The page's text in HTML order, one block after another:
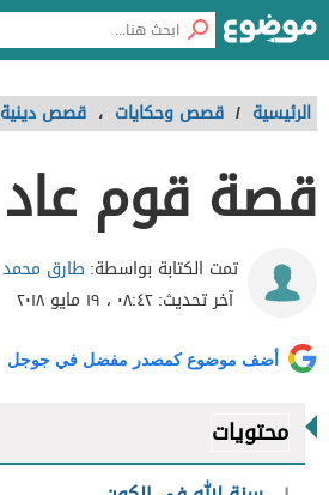
الرئيسية / قصص وحكايات ، قصص دينية
قصة قوم عاد
تمت الكتابة بواسطة: طارق محمد
آخر تحديث:٠٨:٤٢ ، ١٩ مايو ٢٠١٨
أضف موضوع كمصدر مفضل في جوجل
محتويات